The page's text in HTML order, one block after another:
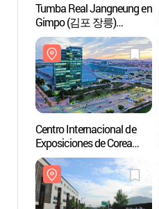
Tumba Real Jangneung en
Gimpo (김포 장릉)
[Patrimonio Cultural de la
Humanidad de la Unesco]
Centro Internacional de
Exposiciones de Corea
(KINTEX) (킨텍스)